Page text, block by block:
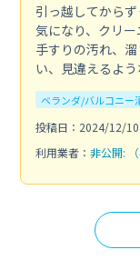
引っ越してから
気になり、クリ
手すりの汚れ、
い、見違えるよ
ベランダ/バルコニー
投稿日：2024/12/10
利用業者： 非公開: